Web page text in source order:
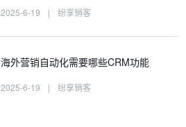
2025-6-19 | 纷享销客
海外营销自动化需要哪些CRM功能
2025-6-19 | 纷享销客